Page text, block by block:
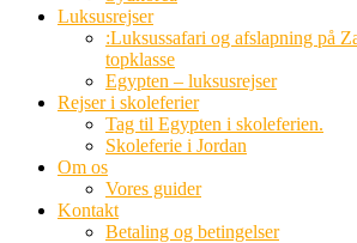
Luksusrejser
:Luksussafari og afslapning på
topklasse
Egypten – luksusrejser
Rejser i skoleferier
Tag til Egypten i skoleferien.
Skoleferie i Jordan
Om os
Vores guider
Kontakt
Betaling og betingelser